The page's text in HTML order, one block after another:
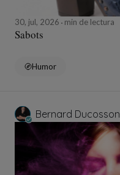
30, jul, 2026 min de lectura
Sabots
Humor
Bernard Ducosson